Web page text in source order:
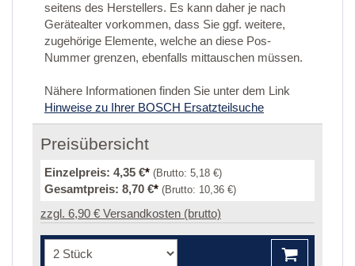
seitens des Herstellers. Es kann daher je nach
Gerätealter vorkommen, dass Sie ggf. weitere,
zugehörige Elemente, welche an diese Pos-
Nummer grenzen, ebenfalls mittauschen müssen.
Nähere Informationen finden Sie unter dem Link
Hinweise zu Ihrer BOSCH Ersatzteilsuche
Preisübersicht
Einzelpreis: 4,35 €* (Brutto: 5,18 €)
Gesamtpreis: 8,70 €* (Brutto: 10,36 €)
zzgl. 6,90 € Versandkosten (brutto)